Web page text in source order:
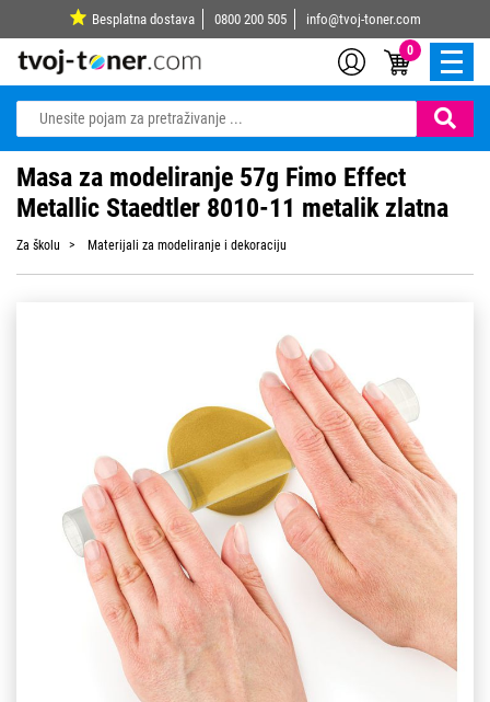
Besplatna dostava 0800 200 505 info@tvoj-toner.com
0
Masa za modeliranje 57g Fimo Effect
Metallic Staedtler 8010-11 metalik zlatna
Za školu Materijali za modeliranje i dekoraciju